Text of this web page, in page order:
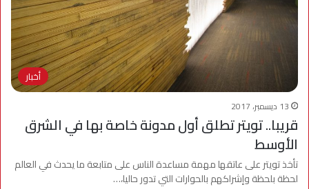
أخبار
13 ديسمبر، 2017
قريبا.. تويتر تطلق أول مدونة خاصة بها في الشرق
الأوسط
تأخذ تويتر على عاتقها مهمة مساعدة الناس على متابعة ما يحدث في العالم
لحظة بلحظة وإشراكهم بالحوارات التي تدور حاليا،…